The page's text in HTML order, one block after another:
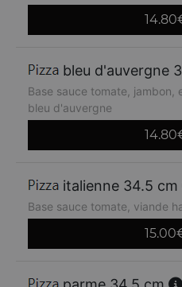
14.80
bleu d'auvergne
Base sauce tomate, jambon,
bleu d'auvergne
14.80
italienne 34.5 cm
Base sauce tomate, viande
15.00